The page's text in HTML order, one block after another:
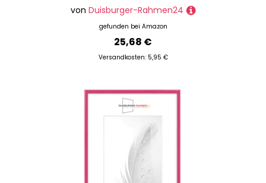
von Duisburger-Rahmen24
gefunden bei Amazon
25,68 €
Versandkosten: 5,95 €